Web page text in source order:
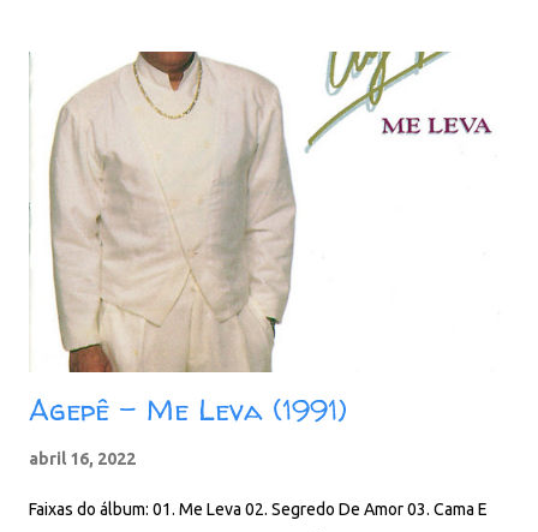
Agepê - Me Leva (1991)
abril 16, 2022
Faixas do álbum: 01. Me Leva 02. Segredo De Amor 03. Cama E